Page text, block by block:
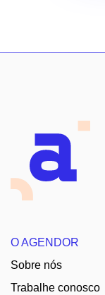
O AGENDOR
Sobre nós
Trabalhe conosco